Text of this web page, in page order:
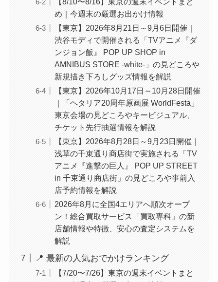
め｜今週末の厳選お出かけ情報
【東京】2026年8月21日～9月6日開催｜
渋谷モディで開催される「TVアニメ『ダ
ンジョン飯』 POP UP SHOP in
AMNIBUS STORE -white-」の見どころや
新規描き下ろしグッズ情報を解説
【東京】2026年10月17日～10月28日開催
｜「ヘタリア20周年原画展 WorldFesta」
東京会場の見どころやキービジュアル、
チケット先行抽選情報を解説
【東京】2026年8月28日～9月23日開催｜
浅草の千束通り商店街で実施される「TV
アニメ『進撃の巨人』 POP UP STREET
in 千束通り商店街」の見どころや事前入
店予約情報を解説
2026年8月に全国4エリアへ順次オープ
ン！総合買取サービス「買取専科」の新
店舗情報や特徴、安心の査定システムを
解説
📍 最新の人気おでかけランキング
【7/20〜7/26】東京の週末イベントまと